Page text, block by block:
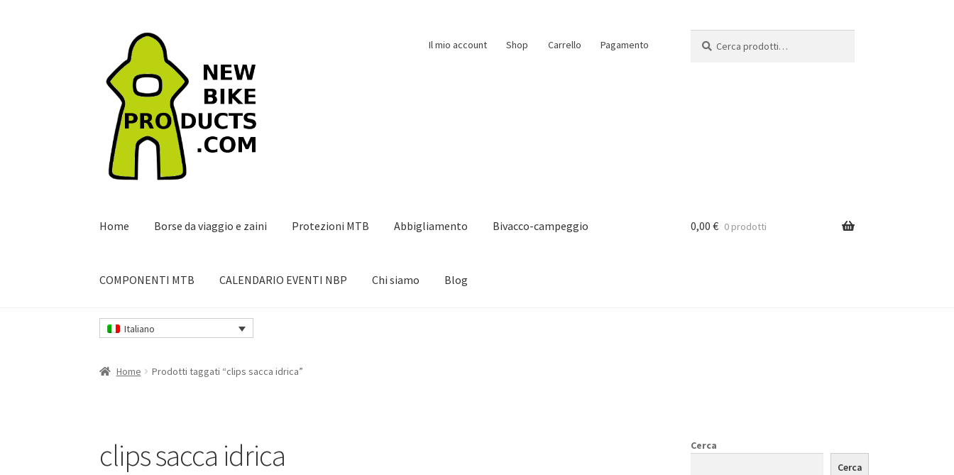
navigazione
contenuto
Il mio account Shop Carrello Pagamento
Home Borse da viaggio e zaini Protezioni MTB Abbigliamento Bivacco-campeggio
COMPONENTI MTB CALENDARIO EVENTI NBP Chi siamo Blog
0,00 € 0 prodotti
Italiano
Home Prodotti taggati “clips sacca idrica”
clips sacca idrica
Cerca
Cerca